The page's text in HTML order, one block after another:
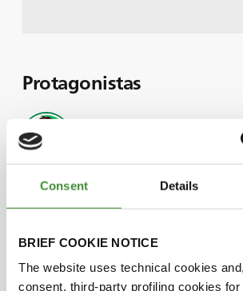
Consent Details
BRIEF COOKIE NOTICE
The website uses technical cookies
consent, third-party profiling cookies
Protagonistas
Bruno Pernas